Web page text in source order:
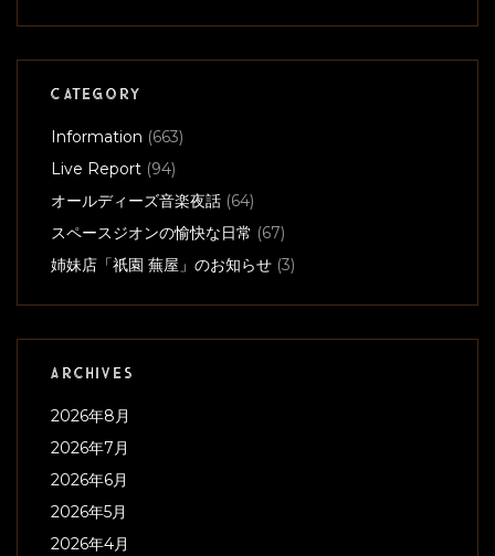
CATEGORY
Information (663)
Live Report (94)
オールディーズ音楽夜話 (64)
スペースジオンの愉快な日常 (67)
姉妹店「祇園 蕪屋」のお知らせ (3)
ARCHIVES
2026年8月
2026年7月
2026年6月
2026年5月
2026年4月